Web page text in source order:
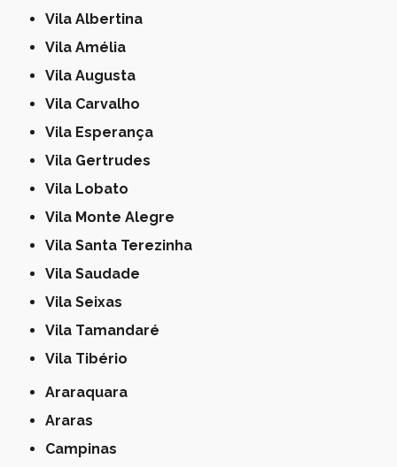
Vila Albertina
Vila Amélia
Vila Augusta
Vila Carvalho
Vila Esperança
Vila Gertrudes
Vila Lobato
Vila Monte Alegre
Vila Santa Terezinha
Vila Saudade
Vila Seixas
Vila Tamandaré
Vila Tibério
Araraquara
Araras
Campinas